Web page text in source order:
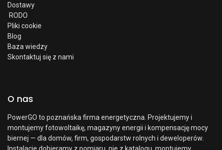
Dostawy
RODO
Pliki cookie
Blog
Baza wiedzy
Skontaktuj się z nami
O nas
PowerGO to poznańska firma energetyczna. Projektujemy i
montujemy fotowoltaikę, magazyny energii i kompensację mocy
biernej — dla domów, firm, gospodarstw rolnych i deweloperów.
Instalacje dobieramy z pomiaru, nie z katalogu, montujemy